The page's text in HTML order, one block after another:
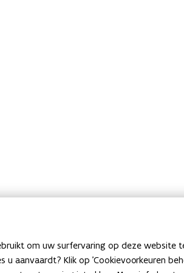
om uw surfervaring op deze website
aanvaardt? Klik op 'Cookievoorkeuren